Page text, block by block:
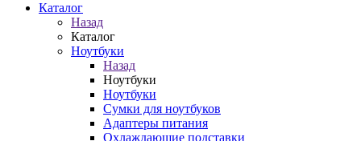
Каталог
Назад
Каталог
Ноутбуки
Назад
Ноутбуки
Ноутбуки
Сумки для ноутбуков
Адаптеры питания
Охлаждающие подставки